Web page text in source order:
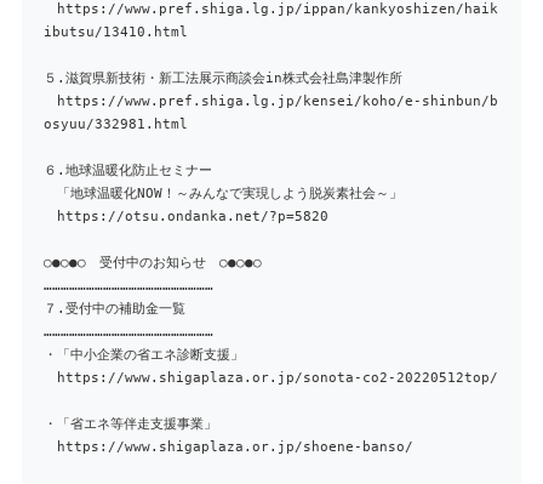
https://www.pref.shiga.lg.jp/ippan/kankyoshizen/haik
ibutsu/13410.html
５.滋賀県新技術・新工法展示商談会in株式会社島津製作所
https://www.pref.shiga.lg.jp/kensei/koho/e-shinbun/b
osyuu/332981.html
６.地球温暖化防止セミナー
「地球温暖化NOW！～みんなで実現しよう脱炭素社会～」
https://otsu.ondanka.net/?p=5820
○●○●○ 受付中のお知らせ ○●○●○
……………………………………………………
７.受付中の補助金一覧
……………………………………………………
・「中小企業の省エネ診断支援」
https://www.shigaplaza.or.jp/sonota-co2-20220512top/
・「省エネ等伴走支援事業」
https://www.shigaplaza.or.jp/shoene-banso/